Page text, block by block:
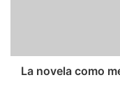
​La novela como